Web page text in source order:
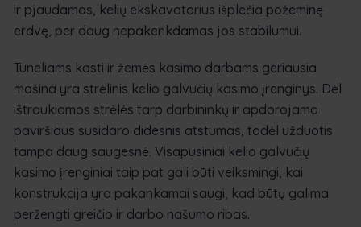
ir pjaudamas, kelių ekskavatorius išplečia požeminę
erdvę, per daug nepakenkdamas jos stabilumui.
Tuneliams kasti ir žemės kasimo darbams geriausia
mašina yra strėlinis kelio galvučių kasimo įrenginys. Dėl
ištraukiamos strėlės tarp darbininkų ir apdorojamo
paviršiaus susidaro didesnis atstumas, todėl užduotis
tampa daug saugesnė. Visapusiniai kelio galvučių
kasimo įrenginiai taip pat gali būti veiksmingi, kai
konstrukcija yra pakankamai saugi, kad būtų galima
peržengti greičio ir darbo našumo ribas.